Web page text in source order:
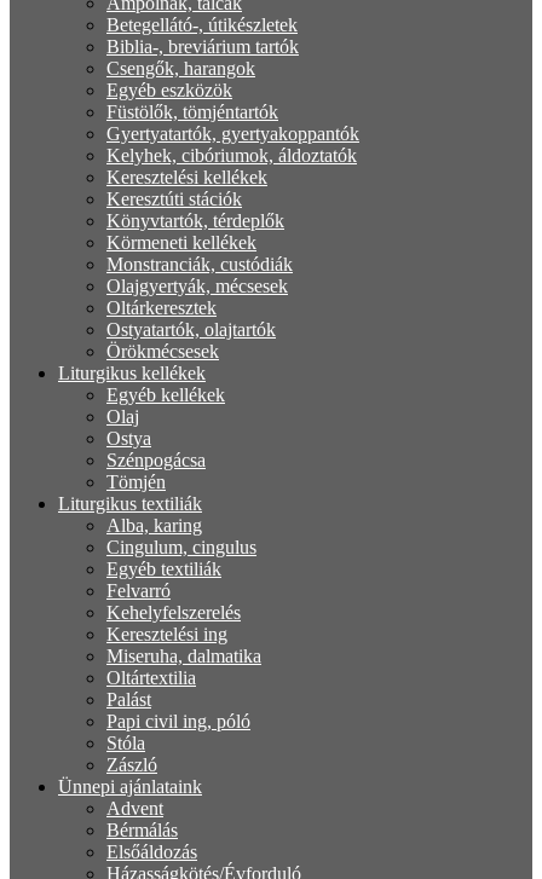
Betegellátó-, útikészletek
Biblia-, breviárium tartók
Csengők, harangok
Egyéb eszközök
Füstölők, tömjéntartók
Gyertyatartók, gyertyakoppantók
Kelyhek, cibóriumok, áldoztatók
Keresztelési kellékek
Keresztúti stációk
Könyvtartók, térdeplők
Körmeneti kellékek
Monstranciák, custódiák
Olajgyertyák, mécsesek
Oltárkeresztek
Ostyatartók, olajtartók
Örökmécsesek
Liturgikus kellékek
Egyéb kellékek
Olaj
Ostya
Szénpogácsa
Tömjén
Liturgikus textiliák
Alba, karing
Cingulum, cingulus
Egyéb textiliák
Felvarró
Kehelyfelszerelés
Keresztelési ing
Miseruha, dalmatika
Oltártextilia
Palást
Papi civil ing, póló
Stóla
Zászló
Ünnepi ajánlataink
Advent
Bérmálás
Elsőáldozás
Házasságkötés/Évforduló